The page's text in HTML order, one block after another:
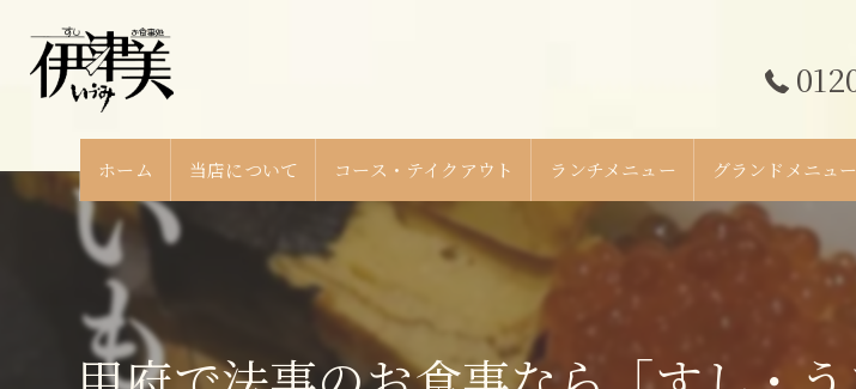
ホーム 当店について コース・テイクアウト ランチメニュー グランドメニュー